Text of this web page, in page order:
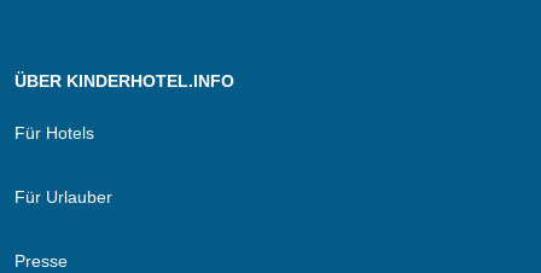
ÜBER KINDERHOTEL.INFO
Für Hotels
Für Urlauber
Presse